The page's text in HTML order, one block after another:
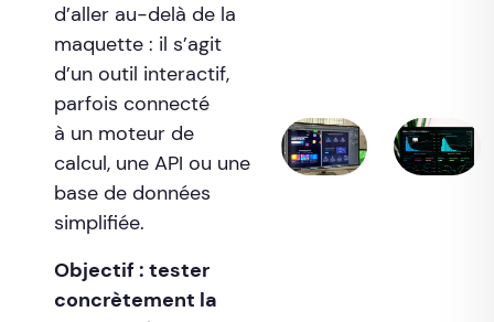
d’aller au-delà de la
maquette : il s’agit
d’un outil interactif,
parfois connecté
à un moteur de
calcul, une API ou une
base de données
simplifiée.
Objectif : tester
concrètement la